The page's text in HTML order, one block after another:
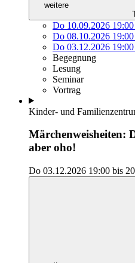
weitere
Do 10.09.2026 19:00
Do 08.10.2026 19:00
Do 03.12.2026 19:00
Begegnung
Lesung
Seminar
Vortrag
Kinder- und
Märchenweisheiten:
aber oho!
Do 03.12.2026 19:00 bis